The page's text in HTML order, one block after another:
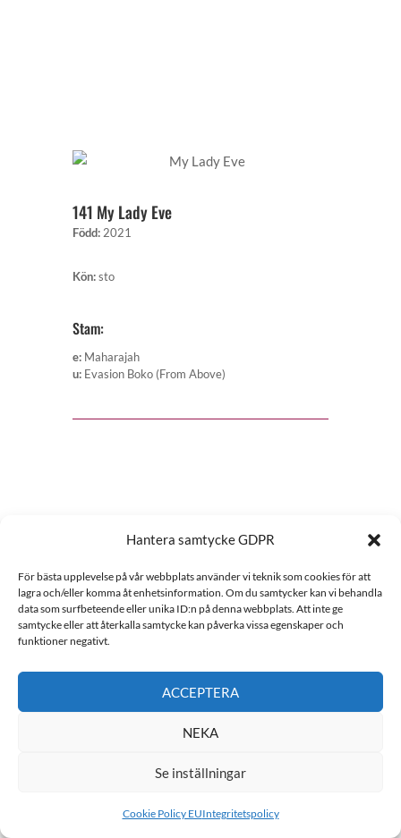
Hantera samtycke GDPR
För bästa upplevelse på vår webbplats använder vi teknik som cookies för att
lagra och/eller komma åt enhetsinformation. Om du ​​samtycker kan vi behandla
data som surfbeteende eller unika ID:n på denna webbplats. Att inte ge
samtycke eller att återkalla samtycke kan påverka vissa egenskaper och
funktioner negativt.
ACCEPTERA
NEKA
Se inställningar
Cookie Policy EUIntegritetspolicy
141 My Lady Eve
Född: 2021
Kön:sto
Stam:
e: Maharajah
u: Evasion Boko (From Above)
101 Staro Showtime
Född:2021-04-07
Kön:sto
Thai Sarahya